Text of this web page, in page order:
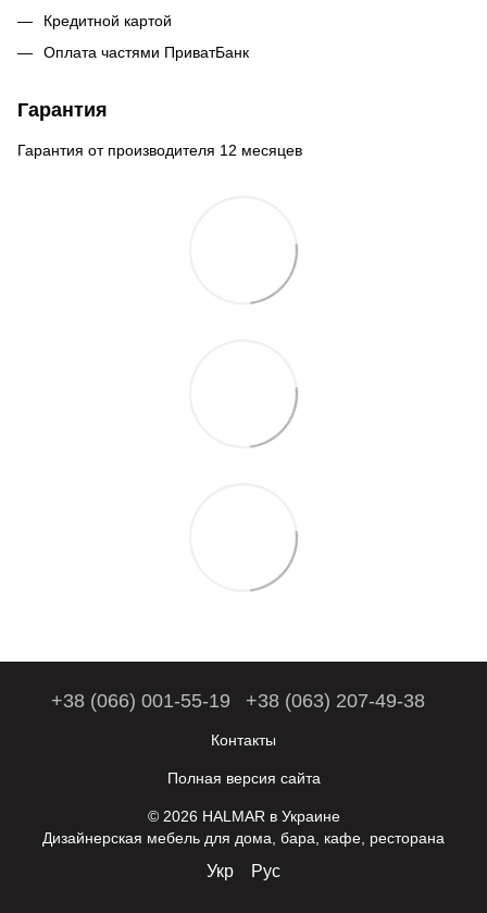
Кредитной картой
Оплата частями ПриватБанк
Гарантия
Гарантия от производителя 12 месяцев
+38 (066) 001-55-19 +38 (063) 207-49-38
Контакты
Полная версия сайта
© 2026 HALMAR в Украине
Дизайнерская мебель для дома, бара, кафе, ресторана
Укр Рус